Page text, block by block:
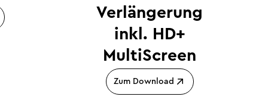
Verlängerung
inkl. HD+
MultiScreen
Zum Download